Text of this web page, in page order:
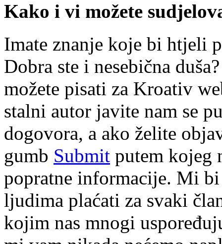
Kako i vi možete
Imate znanje koje bi htjeli
Dobra ste i nesebična
možete pisati za Kroativ
stalni autor javite nam se
dogovora, a ako želite
gumb Submit putem kojeg
popratne informacije. Mi
ljudima plaćati za svaki
kojim nas mnogi